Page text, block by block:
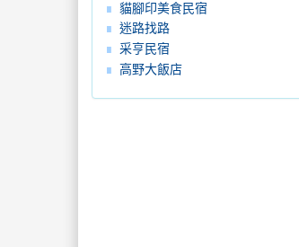
貓腳印美食民宿
迷路找路
采亨民宿
高野大飯店